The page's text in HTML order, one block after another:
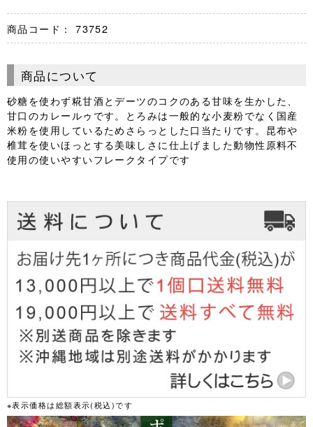
商品コード： 73752
商品について
砂糖を使わず糀甘酒とデーツのコクのある甘味を生かした、
甘口のカレールゥです。とろみは一般的な小麦粉でなく国産
米粉を使用しているためさらっとした口当たりです。昆布や
椎茸を使いほっとする美味しさに仕上げました動物性原料不
使用の使いやすいフレークタイプです
※表示価格は総額表示(税込)です